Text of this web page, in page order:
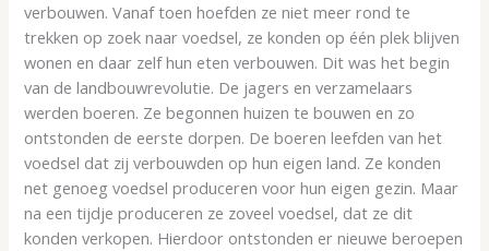
verbouwen. Vanaf toen hoefden ze niet meer rond te
trekken op zoek naar voedsel, ze konden op één plek blijven
wonen en daar zelf hun eten verbouwen. Dit was het begin
van de landbouwrevolutie. De jagers en verzamelaars
werden boeren. Ze begonnen huizen te bouwen en zo
ontstonden de eerste dorpen. De boeren leefden van het
voedsel dat zij verbouwden op hun eigen land. Ze konden
net genoeg voedsel produceren voor hun eigen gezin. Maar
na een tijdje produceren ze zoveel voedsel, dat ze dit
konden verkopen. Hierdoor ontstonden er nieuwe beroepen